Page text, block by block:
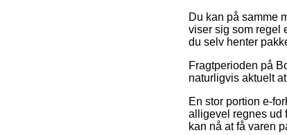
Du kan på samme
viser sig som regel
du selv henter
Fragtperioden på
naturligvis aktuelt
En stor portion e-
alligevel regnes ud
kan nå at få varen